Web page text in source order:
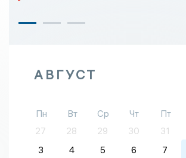
АВГУСТ
Пн Вт Ср Чт Пт
27
28 29 30 31
3
4 5 6 7